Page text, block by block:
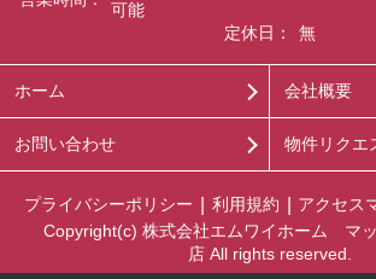
可能
定休日：
無
ホーム 会社概要
お問い合わせ 物件リクエ
プライバシーポリシー 利用規約 アクセス
Copyright(c) 株式会社エムワイホーム マ
店 All rights reserved.